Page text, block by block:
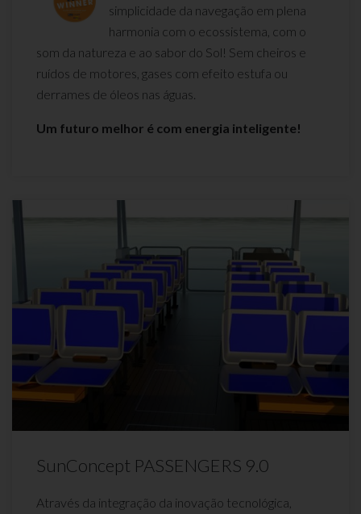
simplicidade da navegação em plena
harmonia com o ecossistema, com o
som da natureza e ao sabor do Sol! Sem cheiros e
ruídos de motores, gases com efeito estufa ou
derrames de óleos nas águas.
Um futuro melhor é com energia inteligente!
SunConcept PASSENGERS 9.0
Através da integração da inovação tecnológica,